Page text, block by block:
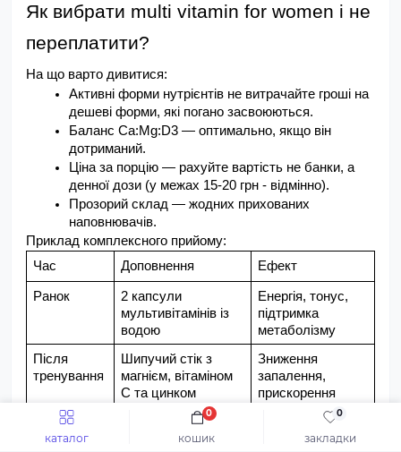
каталог закладки
0
кошик
0
Як вибрати multi vitamin for women і не
переплатити?
На що варто дивитися:
Активні форми нутрієнтів не витрачайте гроші на
дешеві форми, які погано засвоюються.
Баланс Ca:Mg:D3 — оптимально, якщо він
дотриманий.
Ціна за порцію — рахуйте вартість не банки, а
денної дози (у межах 15-20 грн - відмінно).
Прозорий склад — жодних прихованих
наповнювачів.
Приклад комплексного прийому:
Час
Доповнення Ефект
Ранок
2 капсули
мультивітамінів із
водою
Енергія, тонус,
підтримка
метаболізму
Після
тренування
Шипучий стік з
магнієм, вітаміном
C та цинком
Зниження
запалення,
прискорення
відновлення
Вечір
Таблетка з
Міцні кістки,